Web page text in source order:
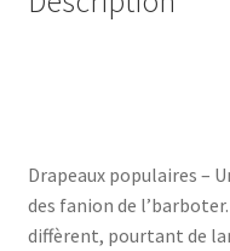
Drapeaux populaires –
des fanion de
diffèrent, pourtant de